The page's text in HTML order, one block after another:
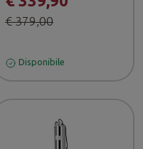
€ 379,00
Disponibile